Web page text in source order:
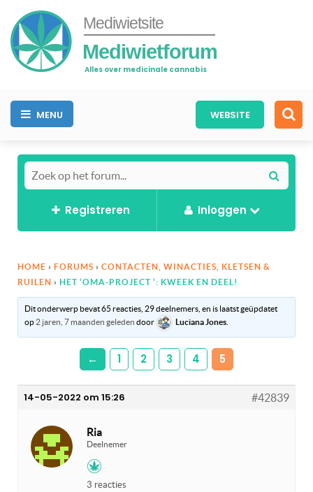
Mediwietsite
Mediwietforum
Alles over medicinale cannabis
MENU WEBSITE
Registreren Inloggen
HOME › FORUMS › CONTACTEN, WINACTIES, KLETSEN &
RUILEN › HET ‘OMA-PROJECT ‘: KWEEK EN DEEL!
Dit onderwerp bevat 65 reacties, 29 deelnemers, en is laatst geüpdatet
op 2 jaren, 7 maanden geleden door Luciana Jones
← 1 2 3 4 5
14-05-2022 om 15:26 #42839
Ria
Deelnemer
3 reacties